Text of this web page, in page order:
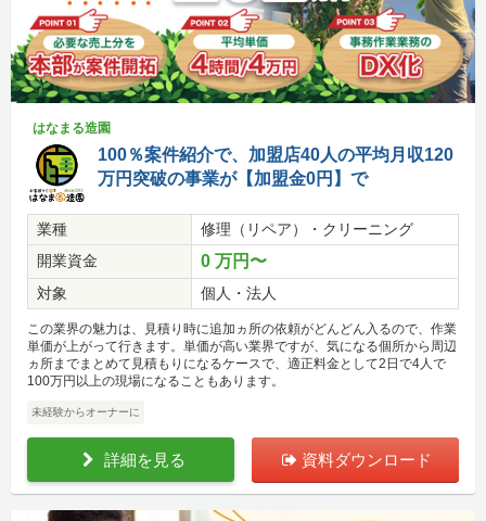
はなまる造園
100％案件紹介で、加盟店40人の平均月収120
万円突破の事業が【加盟金0円】で
業種
修理（リペア）・クリーニング
開業資金
0 万円〜
対象 個人・法人
この業界の魅力は、見積り時に追加ヵ所の依頼がどんどん入るので、作業
単価が上がって行きます。単価が高い業界ですが、気になる個所から周辺
ヵ所までまとめて見積もりになるケースで、適正料金として2日で4人で
100万円以上の現場になることもあります。
未経験からオーナーに
詳細を見る 資料ダウンロード